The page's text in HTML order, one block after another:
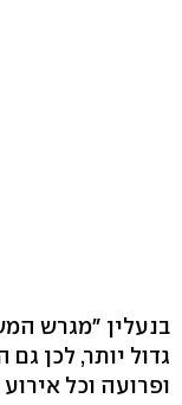
בנעלין "מגרש
גדול יותר, לכן
ופרועה וכל